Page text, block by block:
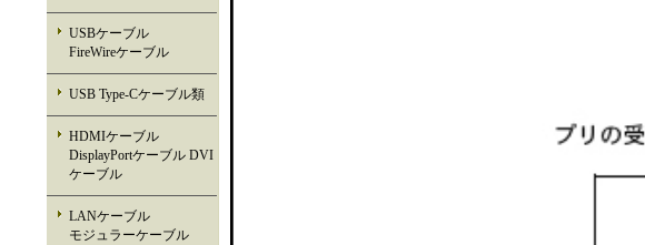
USBケーブル
FireWireケーブル
USB Type-Cケーブル類
HDMIケーブル
DisplayPortケーブル DVI
ケーブル
LANケーブル
モジュラーケーブル